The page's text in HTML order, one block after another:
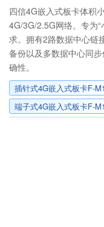
四信4G嵌入式板卡体积
4G/3G/2.5G网络。专为
求。拥有2路数据中心链
备份以及多数据中心同
确性。
插针式4G嵌入式板卡F-
端子式4G嵌入式板卡F-